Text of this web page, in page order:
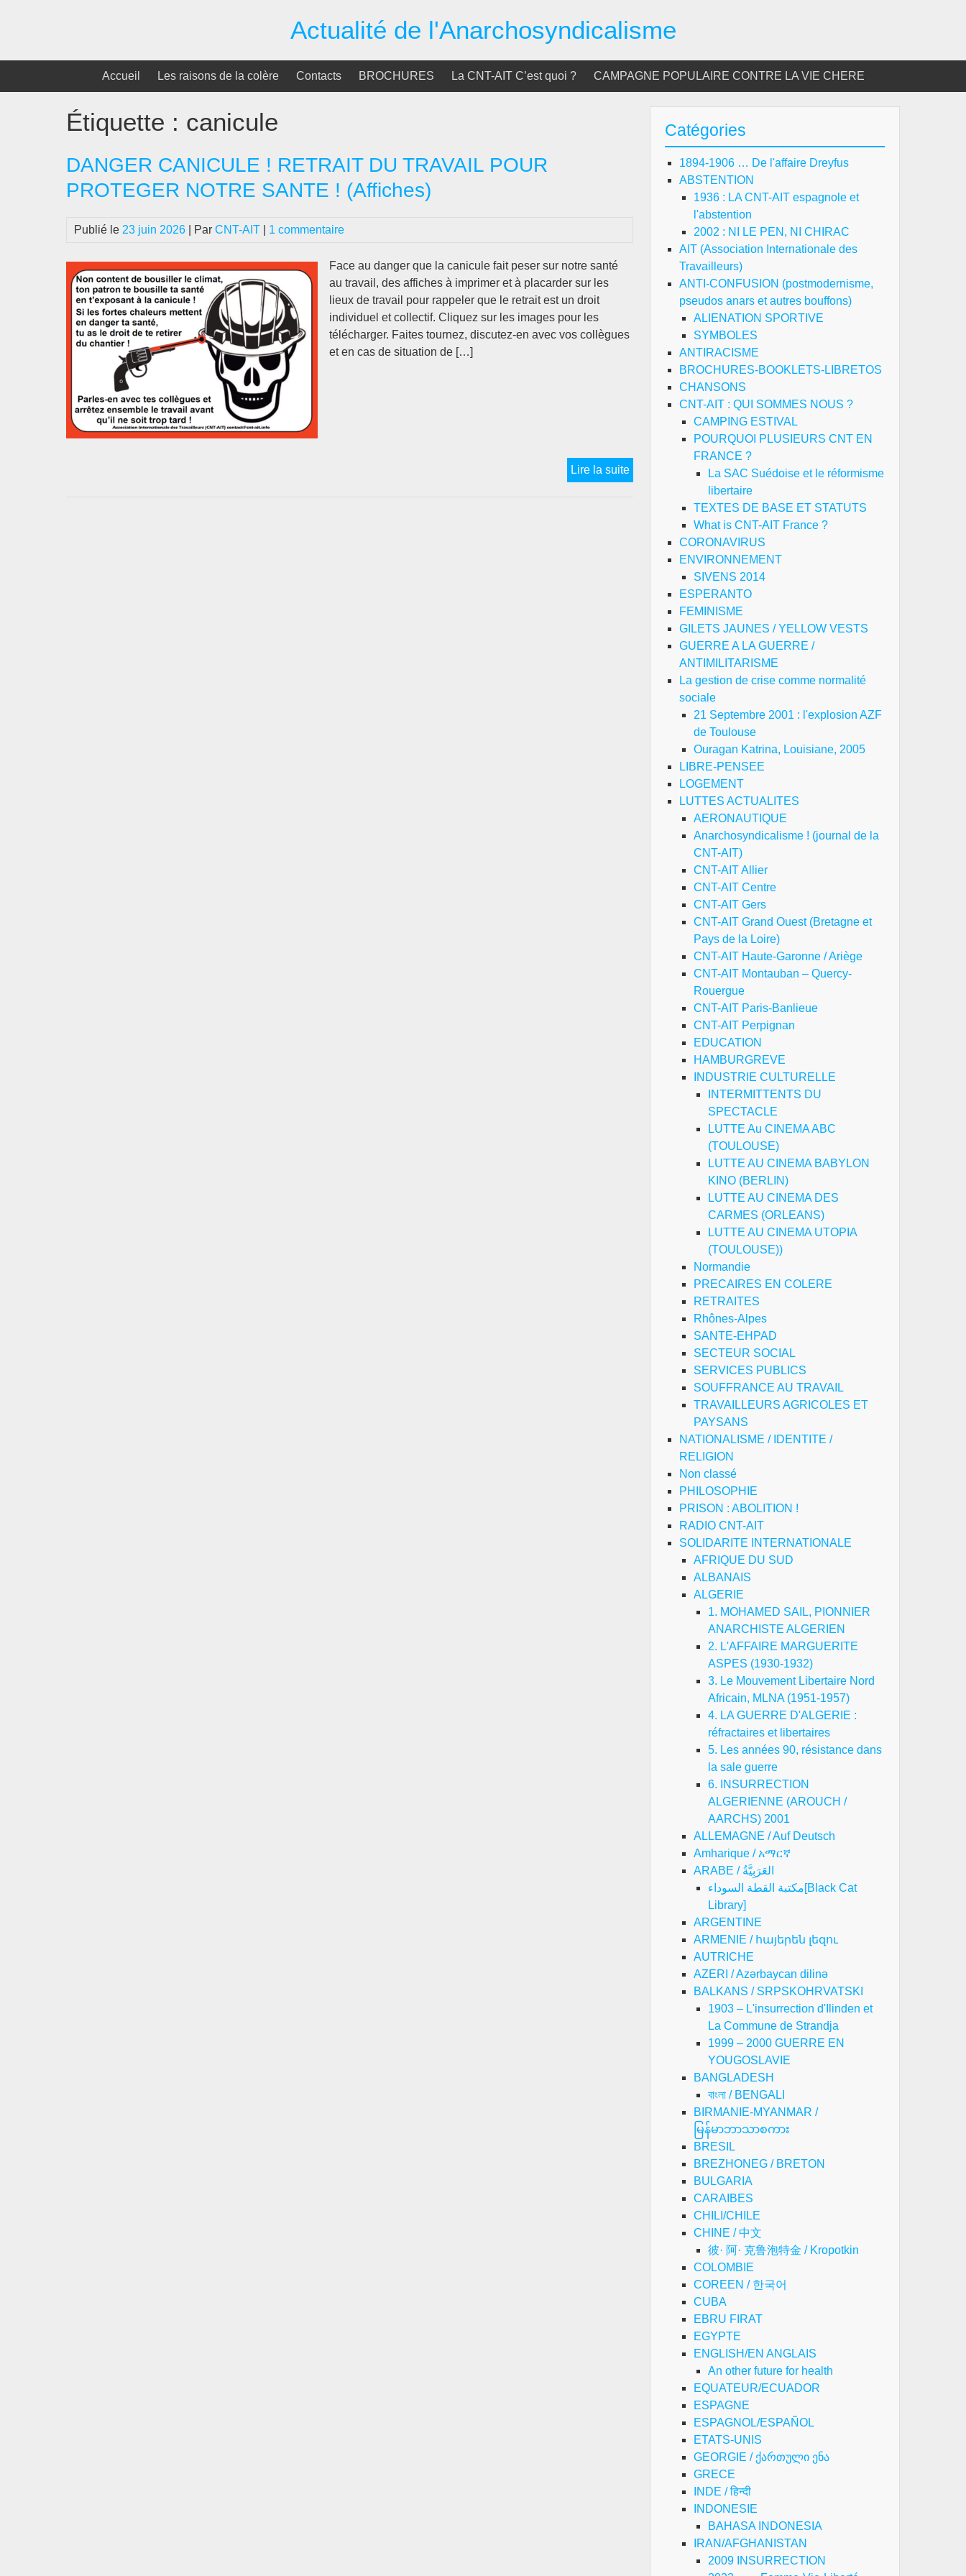
Actualité de l'Anarchosyndicalisme
Accueil Les raisons de la colère Contacts BROCHURES La CNT-AIT C’est quoi ? CAMPAGNE POPULAIRE CONTRE LA VIE CHERE
Étiquette : canicule
DANGER CANICULE ! RETRAIT DU TRAVAIL POUR
PROTEGER NOTRE SANTE ! (Affiches)
Publié le 23 juin 2026 | Par CNT-AIT 1 commentaire
Face au danger que la canicule fait peser sur notre santé
au travail, des affiches à imprimer et à placarder sur les
lieux de travail pour rappeler que le retrait est un droit
individuel et collectif. Cliquez sur les images pour les
télécharger. Faites tournez, discutez-en avec vos collègues
et en cas de situation de […]
Lire la suiteDANGER
CANICULE
PROTEGER
Catégories
1894-1906 … De l'affaire Dreyfus
ABSTENTION
1936 : LA CNT-AIT espagnole et
l'abstention
2002 : NI LE PEN, NI CHIRAC
AIT (Association Internationale des
Travailleurs)
ANTI-CONFUSION (postmodernisme,
pseudos anars et autres bouffons)
ALIENATION SPORTIVE
SYMBOLES
ANTIRACISME
BROCHURES-BOOKLETS-LIBRETOS
CHANSONS
CNT-AIT : QUI SOMMES NOUS ?
CAMPING ESTIVAL
POURQUOI PLUSIEURS CNT EN
FRANCE ?
La SAC Suédoise et le réformisme
libertaire
TEXTES DE BASE ET STATUTS
What is CNT-AIT France ?
CORONAVIRUS
ENVIRONNEMENT
SIVENS 2014
ESPERANTO
FEMINISME
GILETS JAUNES / YELLOW VESTS
GUERRE A LA GUERRE /
ANTIMILITARISME
La gestion de crise comme normalité
sociale
21 Septembre 2001 : l'explosion AZF
de Toulouse
Ouragan Katrina, Louisiane, 2005
LIBRE-PENSEE
LOGEMENT
LUTTES ACTUALITES
AERONAUTIQUE
Anarchosyndicalisme ! (journal de la
CNT-AIT)
CNT-AIT Allier
CNT-AIT Centre
CNT-AIT Gers
CNT-AIT Grand Ouest (Bretagne et
Pays de la Loire)
CNT-AIT Haute-Garonne / Ariège
CNT-AIT Montauban – Quercy-
Rouergue
CNT-AIT Paris-Banlieue
CNT-AIT Perpignan
EDUCATION
HAMBURGREVE
INDUSTRIE CULTURELLE
INTERMITTENTS DU
SPECTACLE
LUTTE Au CINEMA ABC
(TOULOUSE)
LUTTE AU CINEMA BABYLON
KINO (BERLIN)
LUTTE AU CINEMA DES
CARMES (ORLEANS)
LUTTE AU CINEMA UTOPIA
(TOULOUSE))
Normandie
PRECAIRES EN COLERE
RETRAITES
Rhônes-Alpes
SANTE-EHPAD
SECTEUR SOCIAL
SERVICES PUBLICS
SOUFFRANCE AU TRAVAIL
TRAVAILLEURS AGRICOLES ET
PAYSANS
NATIONALISME / IDENTITE /
RELIGION
Non classé
PHILOSOPHIE
PRISON : ABOLITION !
RADIO CNT-AIT
SOLIDARITE INTERNATIONALE
AFRIQUE DU SUD
ALBANAIS
ALGERIE
1. MOHAMED SAIL, PIONNIER
ANARCHISTE ALGERIEN
2. L'AFFAIRE MARGUERITE
ASPES (1930-1932)
3. Le Mouvement Libertaire Nord
Africain, MLNA (1951-1957)
4. LA GUERRE D'ALGERIE :
réfractaires et libertaires
5. Les années 90, résistance dans
la sale guerre
6. INSURRECTION
ALGERIENNE (AROUCH /
AARCHS) 2001
ALLEMAGNE / Auf Deutsch
Amharique / አማርኛ
ARABE / العَرَبِيَّةُ
مكتبة القطة السوداء[Black Cat
Library]
ARGENTINE
ARMENIE / հայերեն լեզու
AUTRICHE
AZERI / Azərbaycan dilinə
BALKANS / SRPSKOHRVATSKI
1903 – L'insurrection d'Ilinden et
La Commune de Strandja
1999 – 2000 GUERRE EN
YOUGOSLAVIE
BANGLADESH
বাংলা / BENGALI
BIRMANIE-MYANMAR /
မြန်မာဘာသာစကား
BRESIL
BREZHONEG / BRETON
BULGARIA
CARAIBES
CHILI/CHILE
CHINE / 中文
彼· 阿· 克鲁泡特金 / Kropotkin
COLOMBIE
COREEN / 한국어
CUBA
EBRU FIRAT
EGYPTE
ENGLISH/EN ANGLAIS
An other future for health
EQUATEUR/ECUADOR
ESPAGNE
ESPAGNOL/ESPAÑOL
ETATS-UNIS
GEORGIE / ქართული ენა
GRECE
INDE / हिन्दी
INDONESIE
BAHASA INDONESIA
IRAN/AFGHANISTAN
2009 INSURRECTION